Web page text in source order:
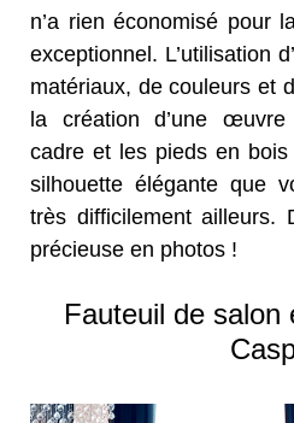
n’a rien économisé pour
exceptionnel. L’utilisation
matériaux, de couleurs et
la création d’une œuvre
cadre et les pieds en
silhouette élégante que
très difficilement ailleurs.
précieuse en photos !
Fauteuil de salon